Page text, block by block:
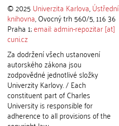
© 2025 Univerzita Karlova,Ústřední
knihovna, Ovocný trh 560/5, 116 36
Praha 1;email: admin-repozitar [at]
cuni.cz
Za dodržení všech ustanovení
autorského zákona jsou
zodpovědné jednotlivé složky
Univerzity Karlovy. / Each
constituent part of Charles
University is responsible for
adherence to all provisions of the